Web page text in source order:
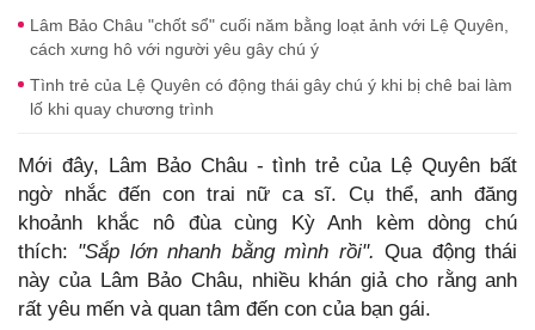
Lâm Bảo Châu "chốt sổ" cuối năm bằng loạt ảnh với Lệ Quyên,
cách xưng hô với người yêu gây chú ý
Tình trẻ của Lệ Quyên có động thái gây chú ý khi bị chê bai làm
lố khi quay chương trình
Mới đây, Lâm Bảo Châu - tình trẻ của Lệ Quyên bất
ngờ nhắc đến con trai nữ ca sĩ. Cụ thể, anh đăng
khoảnh khắc nô đùa cùng Kỳ Anh kèm dòng chú
thích: "Sắp lớn nhanh bằng mình rồi".Qua động thái
này của Lâm Bảo Châu, nhiều khán giả cho rằng anh
rất yêu mến và quan tâm đến con của bạn gái.